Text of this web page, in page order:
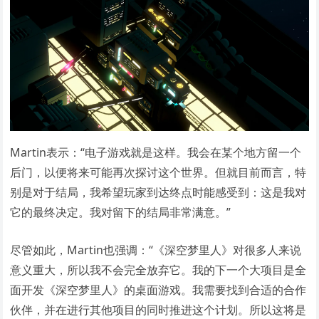
Martin表示：“电子游戏就是这样。我会在某个地方留一个
后门，以便将来可能再次探讨这个世界。但就目前而言，特
别是对于结局，我希望玩家到达终点时能感受到：这是我对
它的最终决定。我对留下的结局非常满意。”
尽管如此，Martin也强调：“《深空梦里人》对很多人来说
意义重大，所以我不会完全放弃它。我的下一个大项目是全
面开发《深空梦里人》的桌面游戏。我需要找到合适的合作
伙伴，并在进行其他项目的同时推进这个计划。所以这将是